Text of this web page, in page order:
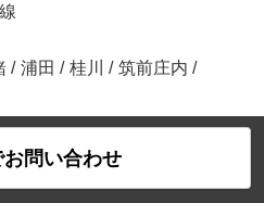
/ 浦田 / 桂川 / 筑前庄内 /
お問い合わせ